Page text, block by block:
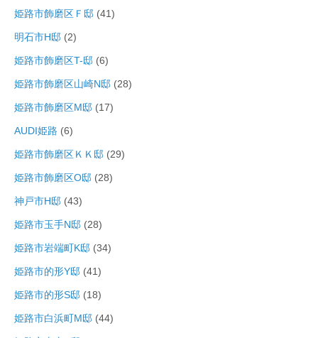
姫路市飾磨区Ｆ邸 (41)
明石市H邸 (2)
姫路市飾磨区T-邸 (6)
姫路市飾磨区山崎N邸 (28)
姫路市飾磨区M邸 (17)
AUDI姫路 (6)
姫路市飾磨区ＫＫ邸 (29)
姫路市飾磨区O邸 (28)
神戸市H邸 (43)
姫路市玉手N邸 (28)
姫路市岩端町K邸 (34)
姫路市的形Y邸 (41)
姫路市的形S邸 (18)
姫路市白浜町M邸 (44)